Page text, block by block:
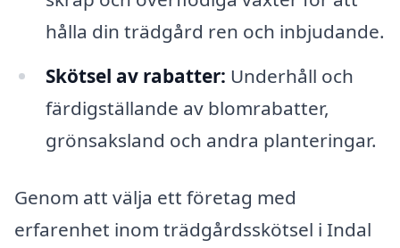
hålla din trädgård ren och inbjudande.
Skötsel av rabatter: Underhåll och
färdigställande av blomrabatter,
grönsaksland och andra planteringar.
Genom att välja ett företag med
erfarenhet inom trädgårdsskötsel i Indal